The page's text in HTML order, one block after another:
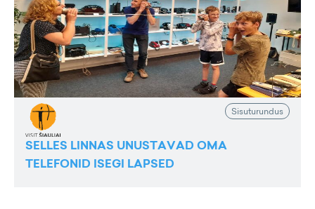
Sisuturundus
SELLES LINNAS UNUSTAVAD OMA
TELEFONID ISEGI LAPSED